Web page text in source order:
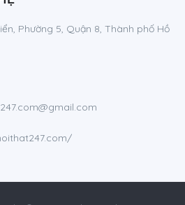
Phường 5, Quận 8, Thành phố Hồ